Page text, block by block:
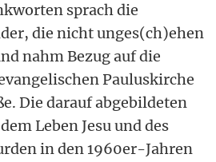
sprach die
die nicht unges(ch)ehen
nahm Bezug auf die
Pauluskirche
Die darauf abgebildeten
Leben Jesu und des
in den 1960er-Jahren